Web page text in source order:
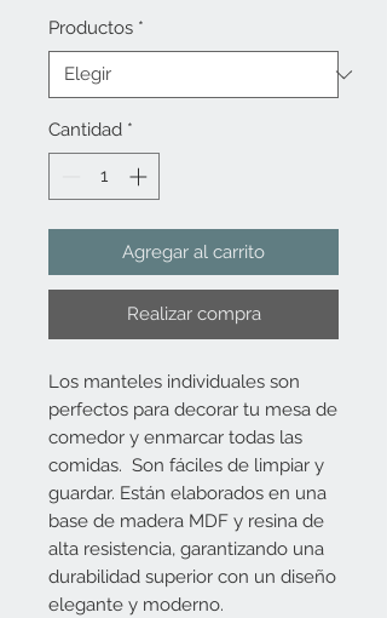
Productos *
Cantidad *
Agregar al carrito
Realizar compra
Los manteles individuales son
perfectos para decorar tu mesa de
comedor y enmarcar todas las
comidas. Son fáciles de limpiar y
guardar. Están elaborados en una
base de madera MDF y resina de
alta resistencia, garantizando una
durabilidad superior con un diseño
elegante y moderno.